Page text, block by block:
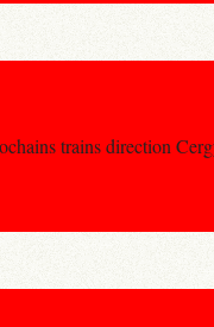
trains direction